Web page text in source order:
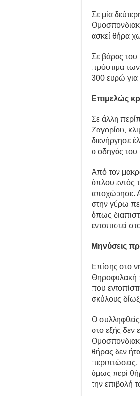
Σε μία
ασκεί θήρα
Σε βάρος του
πρόστιμα
300 ευρώ για
Επιμελώς
Σε άλλη
Ζαγορίου,
διενήργησε
ο οδηγός του
Από τον
όπλου εντός
αποχώρησε.
στην γύρω
όπως
εντοπιστεί
Μηνύσεις
Επίσης στο
Θηροφυλακή
που
σκύλους
Ο
στο εξής δεν
θήρας δεν
περιπτώσεις,
όμως περί
την επιβολή